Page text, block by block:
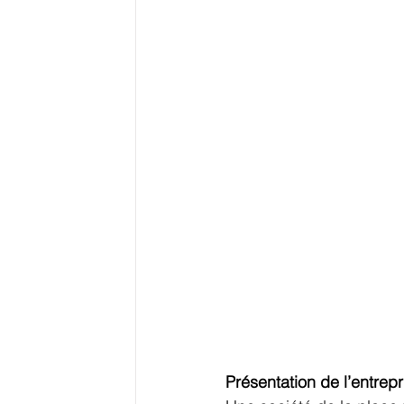
Présentation de